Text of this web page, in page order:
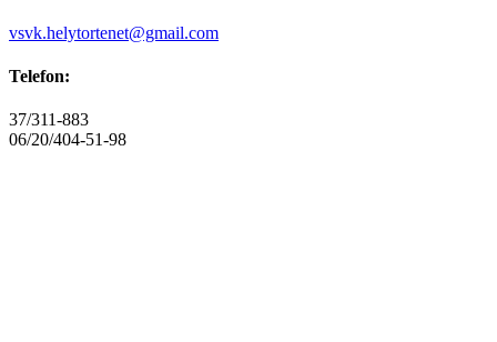
vsvk.helytortenet@gmail.com
Telefon:
37/311-883
06/20/404-51-98